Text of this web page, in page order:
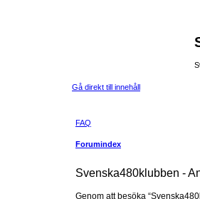
Gå direkt till innehåll
FAQ
Forumindex
Svenska480klubben -
Genom att besöka